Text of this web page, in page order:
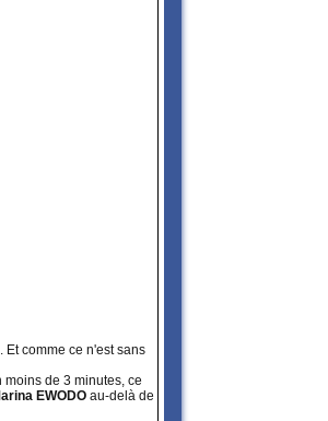
comme ce n'est sans
de 3 minutes, ce
EWODO au-delà de